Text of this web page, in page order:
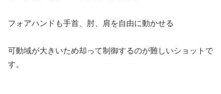
フォアハンドも手首、肘、肩を自由に動かせる
可動域が大きいため却って制御するのが難しいショットで
す。